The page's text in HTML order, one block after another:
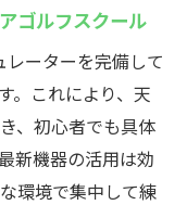
ゴルフスクール
レーターを完備して
。これにより、天
、初心者でも具体
新機器の活用は効
環境で集中して練